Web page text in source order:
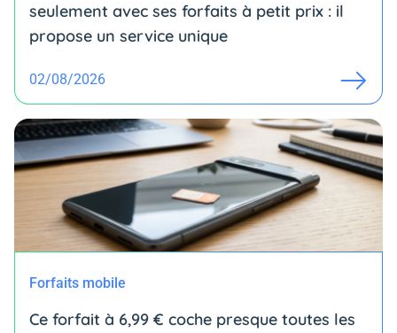
seulement avec ses forfaits à petit prix : il
propose un service unique
02/08/2026
Forfaits mobile
Ce forfait à 6,99 € coche presque toutes les